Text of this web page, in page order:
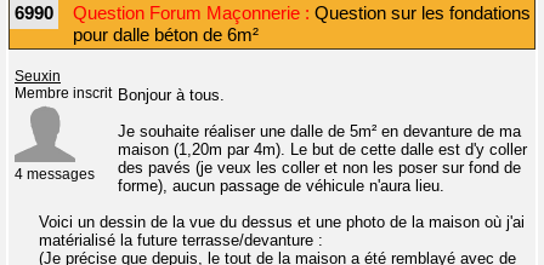
6990 Question Forum Maçonnerie : Question sur les fondations
pour dalle béton de 6m²
Seuxin
Membre inscrit
4 messages
Bonjour à tous.
Je souhaite réaliser une dalle de 5m² en devanture de ma
maison (1,20m par 4m). Le but de cette dalle est d'y coller
des pavés (je veux les coller et non les poser sur fond de
forme), aucun passage de véhicule n'aura lieu.
Voici un dessin de la vue du dessus et une photo de la maison où j'ai
matérialisé la future terrasse/devanture :
(Je précise que depuis, le tout de la maison a été remblayé avec de